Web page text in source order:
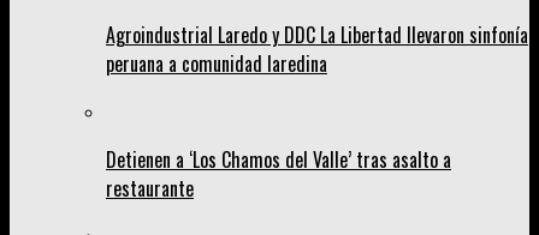
Agroindustrial Laredo y DDC La Libertad llevaron sinfonía
peruana a comunidad laredina
Detienen a ‘Los Chamos del Valle’ tras asalto a
restaurante